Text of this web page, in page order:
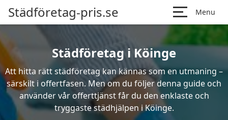
Städföretag-pris.se Menu
Städföretag i Köinge
Att hitta rätt städföretag kan kännas som en utmaning –
särskilt i offertfasen. Men om du följer denna guide och
använder vår offerttjänst får du den enklaste och
tryggaste städhjälpen i Köinge.